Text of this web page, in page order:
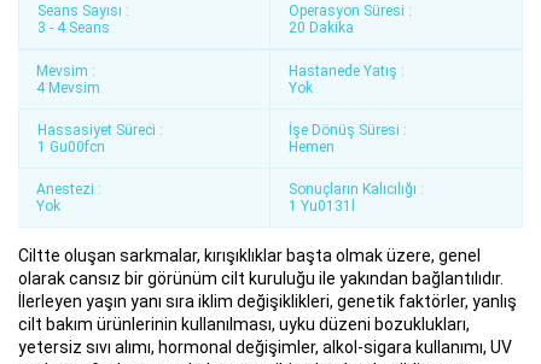
Seans Sayısı :
3 - 4 Seans
Operasyon Süresi :
20 Dakika
Mevsim :
4 Mevsim
Hastanede Yatış :
Yok
Hassasiyet Süreci :
1 Gu00fcn
İşe Dönüş Süresi :
Hemen
Anestezi :
Yok
Sonuçların Kalıcılığı :
1 Yu0131l
Ciltte oluşan sarkmalar, kırışıklıklar başta olmak üzere, genel
olarak cansız bir görünüm cilt kuruluğu ile yakından bağlantılıdır.
İlerleyen yaşın yanı sıra iklim değişiklikleri, genetik faktörler, yanlış
cilt bakım ürünlerinin kullanılması, uyku düzeni bozuklukları,
yetersiz sıvı alımı, hormonal değişimler, alkol-sigara kullanımı, UV